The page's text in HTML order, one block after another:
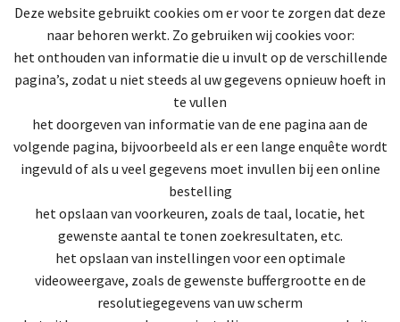
Deze website gebruikt cookies om er voor te zorgen dat deze
naar behoren werkt. Zo gebruiken wij cookies voor:
het onthouden van informatie die u invult op de verschillende
pagina’s, zodat u niet steeds al uw gegevens opnieuw hoeft in
te vullen
het doorgeven van informatie van de ene pagina aan de
volgende pagina, bijvoorbeeld als er een lange enquête wordt
ingevuld of als u veel gegevens moet invullen bij een online
bestelling
het opslaan van voorkeuren, zoals de taal, locatie, het
gewenste aantal te tonen zoekresultaten, etc.
het opslaan van instellingen voor een optimale
videoweergave, zoals de gewenste buffergrootte en de
resolutiegegevens van uw scherm